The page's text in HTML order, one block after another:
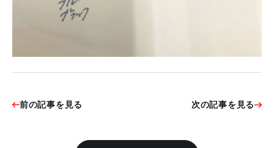
前の記事を見る 次の記事を見る